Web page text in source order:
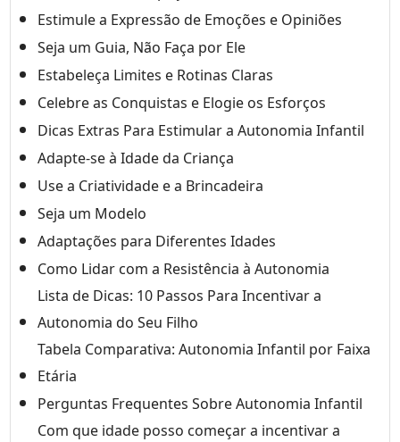
Estimule a Expressão de Emoções e Opiniões
Seja um Guia, Não Faça por Ele
Estabeleça Limites e Rotinas Claras
Celebre as Conquistas e Elogie os Esforços
Dicas Extras Para Estimular a Autonomia Infantil
Adapte-se à Idade da Criança
Use a Criatividade e a Brincadeira
Seja um Modelo
Adaptações para Diferentes Idades
Como Lidar com a Resistência à Autonomia
Lista de Dicas: 10 Passos Para Incentivar a
Autonomia do Seu Filho
Tabela Comparativa: Autonomia Infantil por Faixa
Etária
Perguntas Frequentes Sobre Autonomia Infantil
Com que idade posso começar a incentivar a